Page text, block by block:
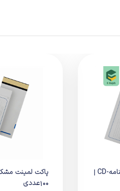
مورد تأیید پست
موبایل
کوچک
بهداشتی
اینترنتی
و ایمنی بسته‌بندی
کارتن در ارسال:
از محتویات
پاکت لمینت مشکی شناسنامه-CD |
100عددی